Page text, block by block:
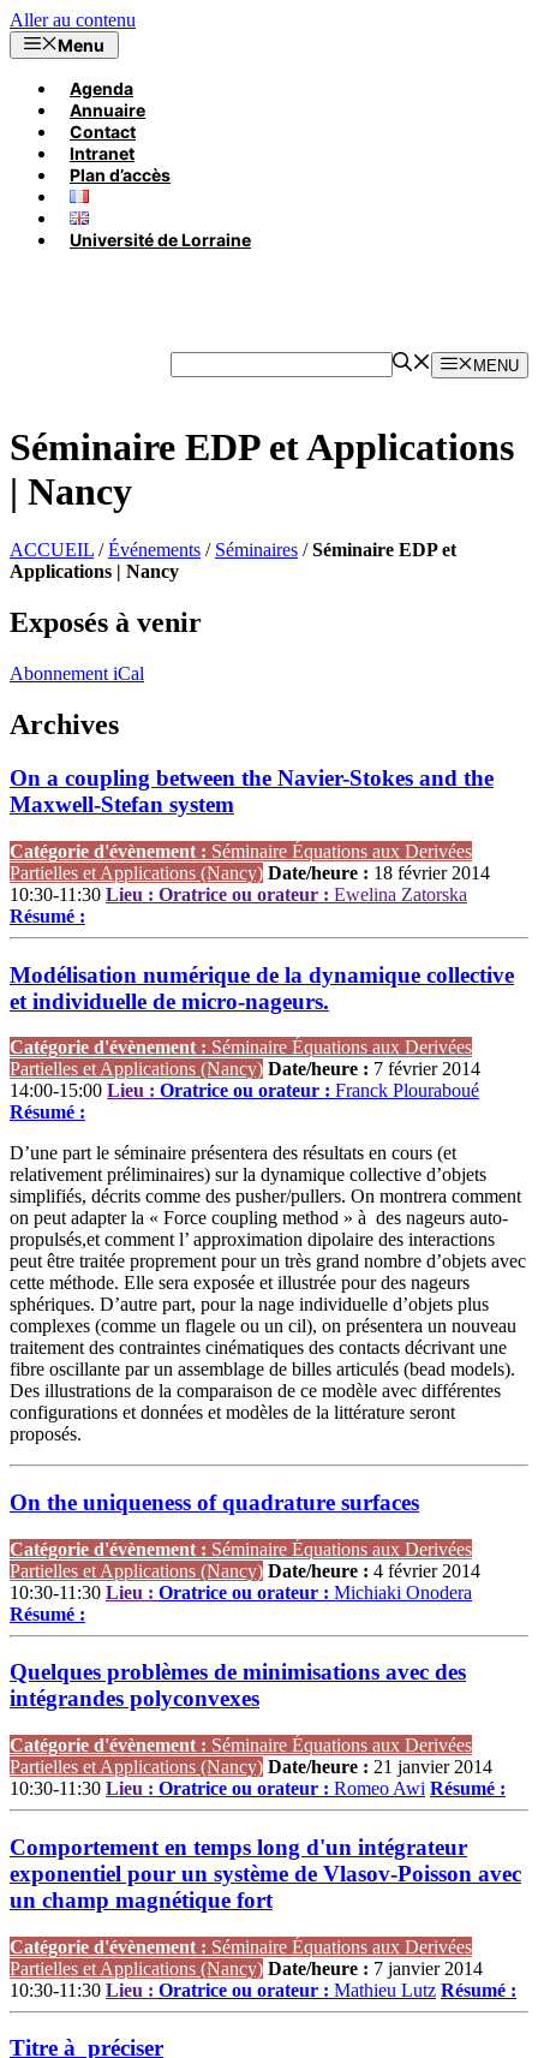
Aller au contenu
Menu
Agenda
Annuaire
Contact
Intranet
Plan d’accès
Université de Lorraine
MENU
Séminaire EDP et Applications
| Nancy
ACCUEIL /Événements / Séminaires /Séminaire EDP et
Applications | Nancy
Exposés à venir
Abonnement iCal
Archives
On a coupling between the Navier-Stokes and the
Maxwell-Stefan system
Catégorie d'évènement : Séminaire Équations aux Derivées
Partielles et Applications (Nancy) Date/heure : 18 février 2014
10:30-11:30 Lieu : Oratrice ou orateur : Ewelina Zatorska
Résumé :
Modélisation numérique de la dynamique collective
et individuelle de micro-nageurs.
Catégorie d'évènement : Séminaire Équations aux Derivées
Partielles et Applications (Nancy) Date/heure : 7 février 2014
14:00-15:00 Lieu : Oratrice ou orateur : Franck Plouraboué
Résumé :
D’une part le séminaire présentera des résultats en cours (et
relativement préliminaires) sur la dynamique collective d’objets
simplifiés, décrits comme des pusher/pullers. On montrera comment
on peut adapter la « Force coupling method » à des nageurs auto-
propulsés,et comment l’ approximation dipolaire des interactions
peut être traitée proprement pour un très grand nombre d’objets avec
cette méthode. Elle sera exposée et illustrée pour des nageurs
sphériques. D’autre part, pour la nage individuelle d’objets plus
complexes (comme un flagele ou un cil), on présentera un nouveau
traitement des contraintes cinématiques des contacts décrivant une
fibre oscillante par un assemblage de billes articulés (bead models).
Des illustrations de la comparaison de ce modèle avec différentes
configurations et données et modèles de la littérature seront
proposés.
On the uniqueness of quadrature surfaces
Catégorie d'évènement : Séminaire Équations aux Derivées
Partielles et Applications (Nancy) Date/heure : 4 février 2014
10:30-11:30 Lieu : Oratrice ou orateur : Michiaki Onodera
Résumé :
Quelques problèmes de minimisations avec des
intégrandes polyconvexes
Catégorie d'évènement : Séminaire Équations aux Derivées
Partielles et Applications (Nancy) Date/heure : 21 janvier 2014
10:30-11:30 Lieu : Oratrice ou orateur : Romeo Awi Résumé :
Comportement en temps long d'un intégrateur
exponentiel pour un système de Vlasov-Poisson avec
un champ magnétique fort
Catégorie d'évènement : Séminaire Équations aux Derivées
Partielles et Applications (Nancy) Date/heure : 7 janvier 2014
10:30-11:30 Lieu : Oratrice ou orateur : Mathieu Lutz Résumé :
Titre à préciser